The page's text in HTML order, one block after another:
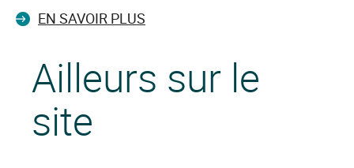
EN SAVOIR PLUS
Ailleurs sur le
site